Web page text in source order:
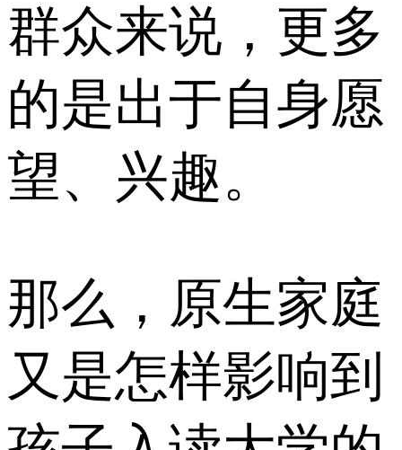
群众来说，更多
的是出于自身愿
望、兴趣。
那么，原生家庭
又是怎样影响到